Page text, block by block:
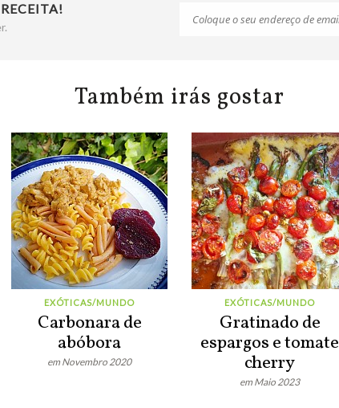
Também irás gostar
EXÓTICAS/MUNDO
Carbonara de
abóbora
em Novembro 2020
EXÓTICAS/MUNDO
Gratinado de
espargos e tomate
cherry
em Maio 2023